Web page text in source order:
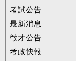
考試公告
最新消息
徵才公告
考政快報